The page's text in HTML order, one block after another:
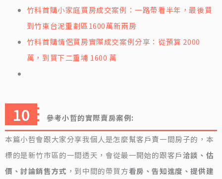
竹科首購小家庭買房成交案例：一路帶看半年，最後買
到竹東台泥重劃區1600萬新兩房
竹科首購情侶買房實際成交案例分享：從預算 2000
萬，到買下二重埔 1600 萬
參考小哲的實際賣房案例:
本篇小哲會跟大家分享我個人是怎麼幫客戶賣一間房子的，本
標的是新竹市區的一間透天，會從最一開始的跟客戶洽談、估
價、討論銷售方式 ，到中間的帶買方看房、告知進度、提供建